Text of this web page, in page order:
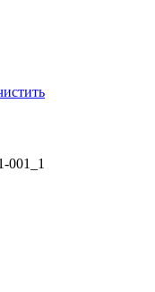
001_1